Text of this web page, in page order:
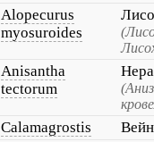
Alopecurus
myosuroides
Anisantha
tectorum
Calamagrostis